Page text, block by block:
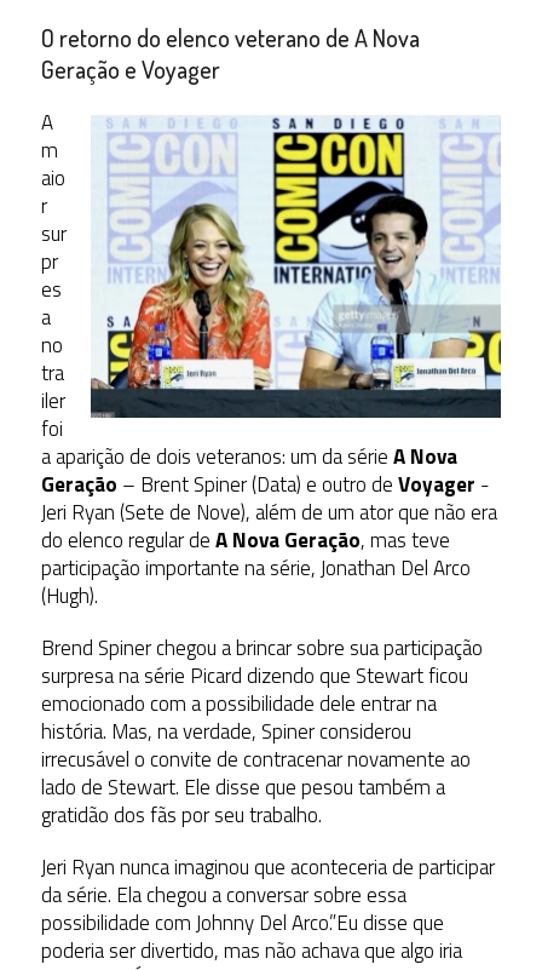
O retorno do elenco veterano de A Nova
Geração e Voyager
A
m
aio
r
sur
pr
es
a
no
tra
iler
foi
a aparição de dois veteranos: um da sérieA Nova
Geração – Brent Spiner (Data) e outro deVoyager -
Jeri Ryan (Sete de Nove), além de um ator que não era
do elenco regular deA Nova Geração, mas teve
participação importante na série, Jonathan Del Arco
(Hugh).
Brend Spiner chegou a brincar sobre sua participação
surpresa na série Picard dizendo que Stewart ficou
emocionado com a possibilidade dele entrar na
história. Mas, na verdade, Spiner considerou
irrecusável o convite de contracenar novamente ao
lado de Stewart. Ele disse que pesou também a
gratidão dos fãs por seu trabalho.
Jeri Ryan nunca imaginou que aconteceria de participar
da série. Ela chegou a conversar sobre essa
possibilidade com Johnny Del Arco.”Eu disse que
poderia ser divertido, mas não achava que algo iria